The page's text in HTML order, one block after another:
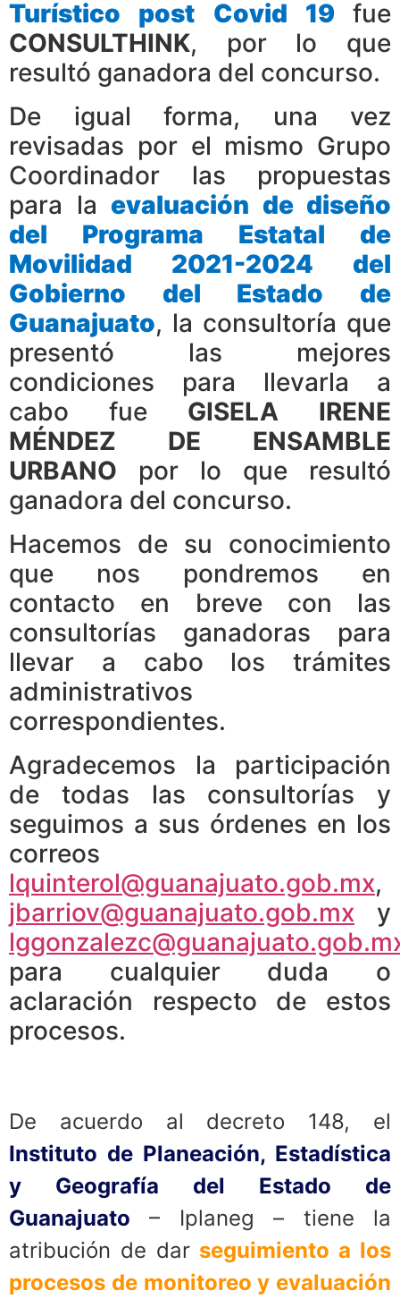
Turístico post Covid 19 fue
CONSULTHINK, por lo que
resultó ganadora del concurso.
De igual forma, una vez
revisadas por el mismo Grupo
Coordinador las propuestas
para la evaluación de diseño
del Programa Estatal de
Movilidad 2021-2024 del
Gobierno del Estado de
Guanajuato, la consultoría que
presentó las mejores
condiciones para llevarla a
cabo fue GISELA IRENE
MÉNDEZ DE ENSAMBLE
URBANO por lo que resultó
ganadora del concurso.
Hacemos de su conocimiento
que nos pondremos en
contacto en breve con las
consultorías ganadoras para
llevar a cabo los trámites
administrativos
correspondientes.
Agradecemos la participación
de todas las consultorías y
seguimos a sus órdenes en los
correos
lquinterol@guanajuato.gob.mx,
jbarriov@guanajuato.gob.mx y
para cualquier duda o
aclaración respecto de estos
procesos.
De acuerdo al decreto 148, el
Instituto de Planeación, Estadística
y Geografía del Estado de
Guanajuato – Iplaneg – tiene la
atribución de dar seguimiento a los
procesos de monitoreo y evaluación